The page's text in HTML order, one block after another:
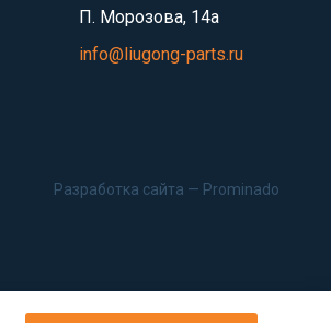
П. Морозова, 14а
info@liugong-parts.ru
Разработка сайта — Prominado